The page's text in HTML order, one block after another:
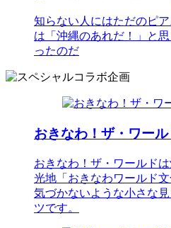
知らない人にはただのピ
は「沖縄のあれだ！」と
ったのだ
おきなわ！ザ・ワール
おきなわ！ザ・ワールド
光地「おきなわワールド
気づかないような小さな
ツです。